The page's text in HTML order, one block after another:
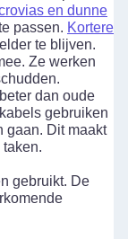
en dunne
passen. Kortere
te blijven.
Ze werken
dan oude
gebruiken
gaan. Dit maakt
gebruikt. De